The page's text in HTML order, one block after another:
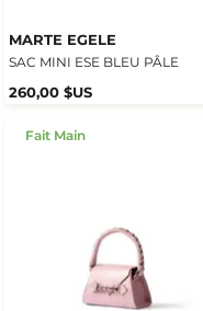
MARTE EGELE
SAC MINI ESE BLEU PÂLE
260,00 $US
Fait Main